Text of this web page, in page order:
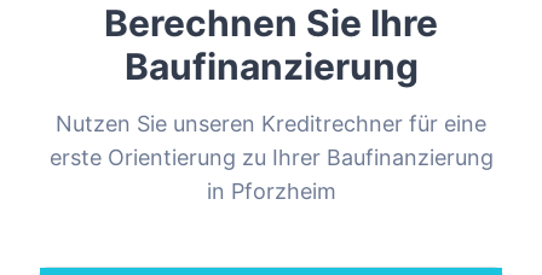
Berechnen Sie Ihre
Baufinanzierung
Nutzen Sie unseren Kreditrechner für eine
erste Orientierung zu Ihrer Baufinanzierung
in Pforzheim